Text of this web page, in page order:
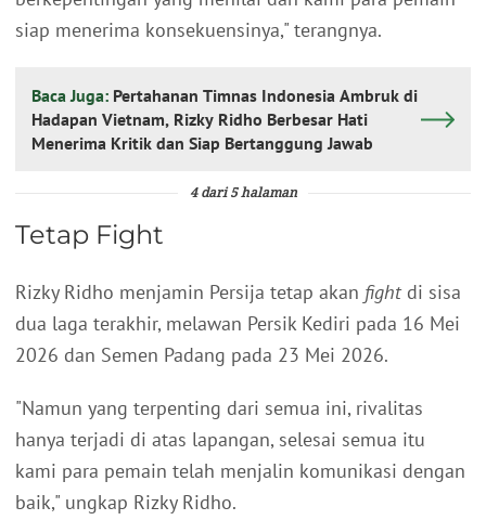
siap menerima konsekuensinya," terangnya.
Baca Juga: Pertahanan Timnas Indonesia Ambruk di
Hadapan Vietnam, Rizky Ridho Berbesar Hati
Menerima Kritik dan Siap Bertanggung Jawab
4 dari 5 halaman
Tetap Fight
Rizky Ridho menjamin Persija tetap akan fightdi sisa
dua laga terakhir, melawan Persik Kediri pada 16 Mei
2026 dan Semen Padang pada 23 Mei 2026.
"Namun yang terpenting dari semua ini, rivalitas
hanya terjadi di atas lapangan, selesai semua itu
kami para pemain telah menjalin komunikasi dengan
baik," ungkap Rizky Ridho.